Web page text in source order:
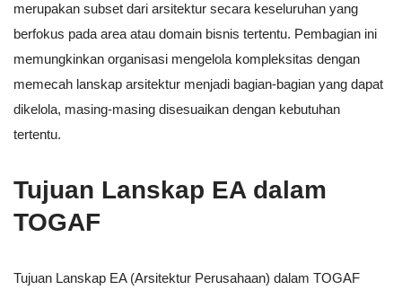
merupakan subset dari arsitektur secara keseluruhan yang
berfokus pada area atau domain bisnis tertentu. Pembagian ini
memungkinkan organisasi mengelola kompleksitas dengan
memecah lanskap arsitektur menjadi bagian-bagian yang dapat
dikelola, masing-masing disesuaikan dengan kebutuhan
tertentu.
Tujuan Lanskap EA dalam
TOGAF
Tujuan Lanskap EA (Arsitektur Perusahaan) dalam TOGAF